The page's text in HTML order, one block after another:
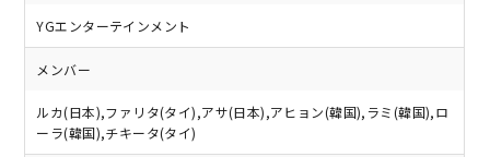
YGエンターテインメント
メンバー
ルカ(日本),ファリタ(タイ),アサ(日本),アヒョン(韓国),ラミ(韓国),ロ
ーラ(韓国),チキータ(タイ)